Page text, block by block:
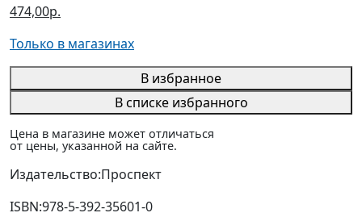
474,00р.
Только в магазинах
В избранное
В списке избранного
Цена в магазине может отличаться
от цены, указанной на сайте.
Издательство:Проспект
ISBN:978-5-392-35601-0